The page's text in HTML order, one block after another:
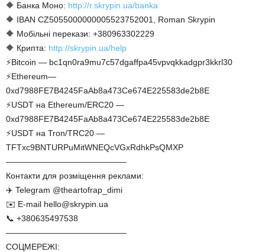
🔶 Банка Моно: http://r.skrypin.ua/banka
🔶 IBAN CZ5055000000005523752001, Roman Skrypin
🔶 Мобільні перекази: +380963302229
🔶 Крипта: http://skrypin.ua/help
⚡Bitcoin — bc1qn0ra9mu7c57dgaffpa45vpvqkkadgpr3kkrl30
⚡Ethereum—
0xd7988FE7B4245FaAb8a473Ce674E225583de2b8E
⚡USDT на Ethereum/ERC20 —
0xd7988FE7B4245FaAb8a473Ce674E225583de2b8E
⚡USDT на Tron/TRC20 —
TFTxc9BNTURPuMitWNEQcVGxRdhkPsQMXP
——————————————–
Контакти для розміщення реклами:
✈️ Telegram @theartofrap_dimi
✉️ E-mail hello@skrypin.ua
📞 +380635497538
——————————————–
СОЦМЕРЕЖІ: